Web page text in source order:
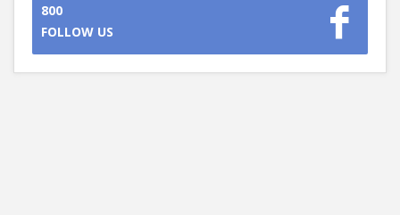
800
FOLLOW US